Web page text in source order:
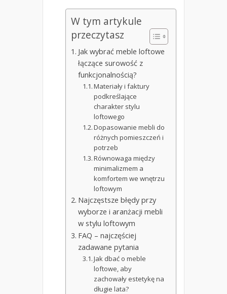
W tym artykule
przeczytasz
Jak wybrać meble loftowe
łączące surowość z
funkcjonalnością?
Materiały i faktury
podkreślające
charakter stylu
loftowego
Dopasowanie mebli do
różnych pomieszczeń i
potrzeb
Równowaga między
minimalizmem a
komfortem we wnętrzu
loftowym
Najczęstsze błędy przy
wyborze i aranżacji mebli
w stylu loftowym
FAQ – najczęściej
zadawane pytania
Jak dbać o meble
loftowe, aby
zachowały estetykę na
długie lata?